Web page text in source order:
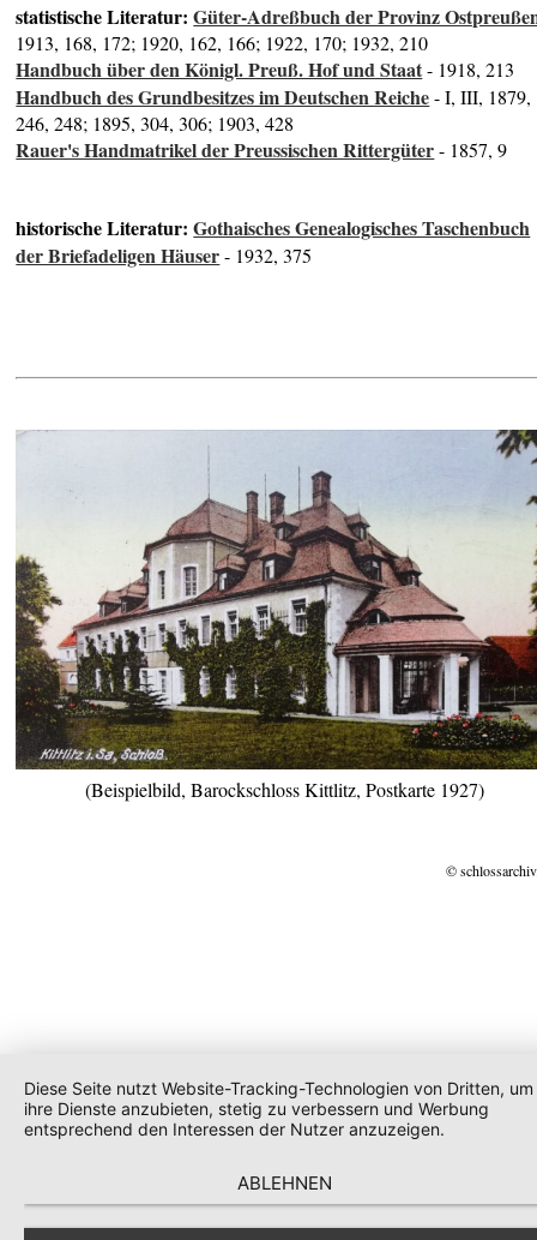
statistische Literatur:Güter-Adreßbuch der Provinz
1913, 168, 172; 1920, 162, 166; 1922, 170; 1932, 210
Handbuch über den Königl. Preuß. Hof und Staat- 1918, 213
Handbuch des Grundbesitzes im Deutschen Reiche- I, III, 1879,
246, 248; 1895, 304, 306; 1903, 428
Rauer's Handmatrikel der Preussischen Rittergüter- 1857, 9
historische Literatur:Gothaisches Genealogisches Taschenbuch
der Briefadeligen Häuser- 1932, 375
(Beispielbild, Barockschloss Kittlitz, Postkarte 1927)
©
Diese Seite nutzt Website-Tracking-Technologien von Dritten, um
ihre Dienste anzubieten, stetig zu verbessern und Werbung
entsprechend den Interessen der Nutzer anzuzeigen.
ABLEHNEN